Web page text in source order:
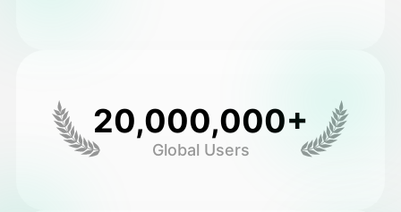
20,000,000+
Global Users